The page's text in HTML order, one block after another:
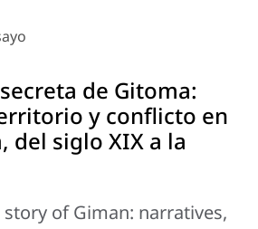
de Gitoma:
y conflicto en
del siglo XIX a la
of Giman: narratives,